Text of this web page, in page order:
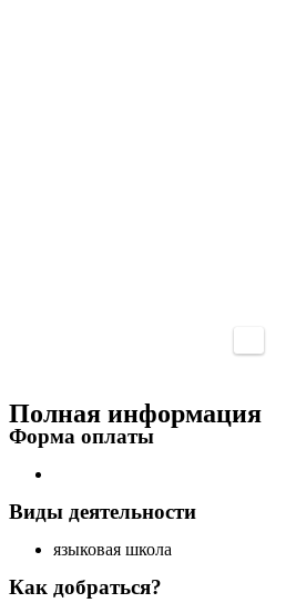
Полная информация
Форма оплаты
Виды деятельности
языковая школа
Как добраться?